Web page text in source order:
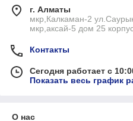
г. Алматы
мкр,Калкаман-2
мкр,аксай-5 дом 25
Контакты
Сегодня работает с
Показать весь график
О нас